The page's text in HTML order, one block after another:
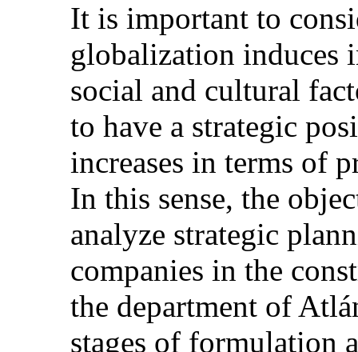
It is important to
globalization induces
social and cultural
to have a strategic
increases in terms of
In this sense, the
analyze strategic
companies in the
the department of
stages of formulation